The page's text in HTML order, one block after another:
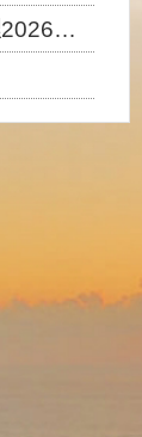
因颱風備案事宜